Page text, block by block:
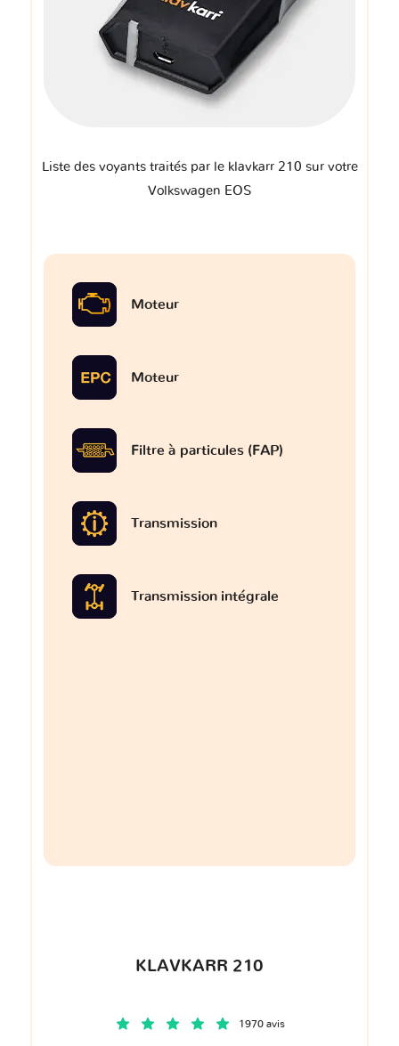
Liste des voyants traités par le klavkarr 210 sur votre
Volkswagen EOS
Moteur
Moteur
Filtre à particules (FAP)
Transmission
Transmission intégrale
KLAVKARR 210
1970 avis